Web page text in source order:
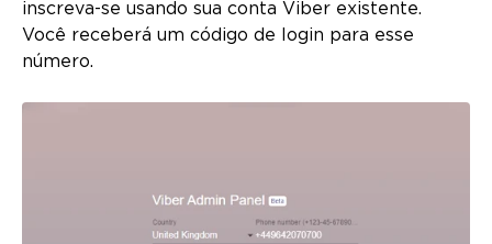
inscreva-se usando sua conta Viber existente.
Você receberá um código de login para esse
número.